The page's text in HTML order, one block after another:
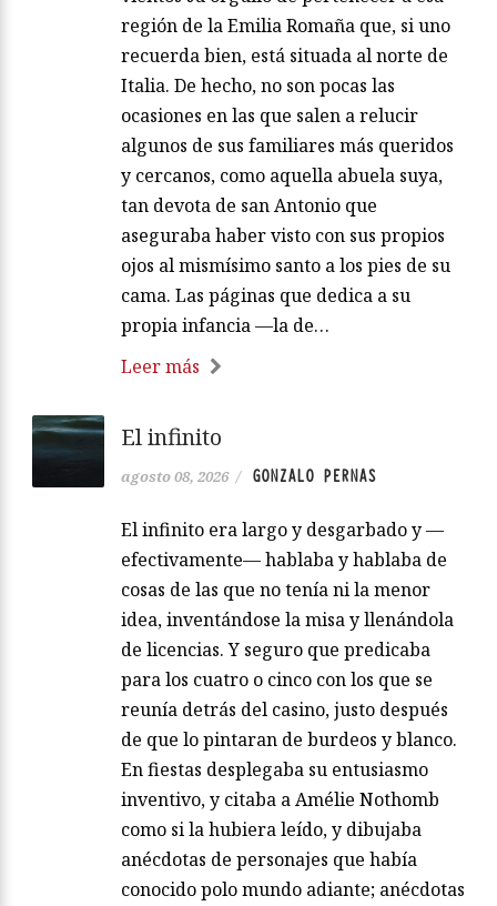
región de la Emilia Romaña que, si uno
recuerda bien, está situada al norte de
Italia. De hecho, no son pocas las
ocasiones en las que salen a relucir
algunos de sus familiares más queridos
y cercanos, como aquella abuela suya,
tan devota de san Antonio que
aseguraba haber visto con sus propios
ojos al mismísimo santo a los pies de su
cama. Las páginas que dedica a su
propia infancia —la de…
Leer más
El infinito
agosto 08, 2026 / GONZALO PERNAS
El infinito era largo y desgarbado y —
efectivamente— hablaba y hablaba de
cosas de las que no tenía ni la menor
idea, inventándose la misa y llenándola
de licencias. Y seguro que predicaba
para los cuatro o cinco con los que se
reunía detrás del casino, justo después
de que lo pintaran de burdeos y blanco.
En fiestas desplegaba su entusiasmo
inventivo, y citaba a Amélie Nothomb
como si la hubiera leído, y dibujaba
anécdotas de personajes que había
conocido polo mundo adiante; anécdotas